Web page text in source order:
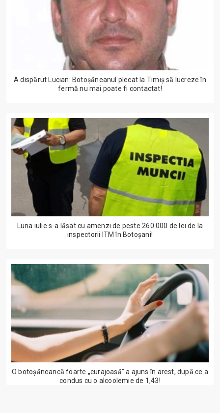
A dispărut Lucian: Botoșăneanul plecat la Timiș să lucreze în
fermă nu mai poate fi contactat!
Luna iulie s-a lăsat cu amenzi de peste 260.000 de lei de la
inspectorii ITM în Botoșani!
O botoșăneancă foarte „curajoasă” a ajuns în arest, după ce a
condus cu o alcoolemie de 1,43!